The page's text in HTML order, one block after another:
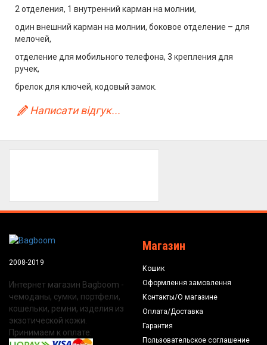
2 отделения, 1 внутренний карман на молнии,
один внешний карман на молнии, боковое отделение – для
мелочей,
отделение для мобильного телефона, 3 крепления для
ручек,
брелок для ключей, кодовый замок.
Написати відгук...
2008-2019
Интернет магазин Bagboom -
чемоданы, сумки, портфели,
кошельки, ремни, изделия из
экзотической кожи.
Принимаем к оплате:
Магазин
Кошик
Оформлення замовлення
Контакты/О магазине
Оплата/Доставка
Гарантия
Пользовательское соглашение